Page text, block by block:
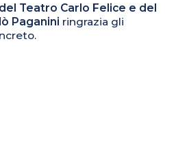
Teatro Carlo Felice e del
Paganini ringrazia gli